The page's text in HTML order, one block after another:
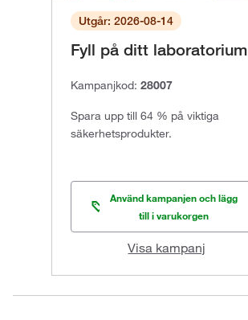
Utgår: 2026-08-14
Fyll på ditt laboratorium
Kampanjkod: 28007
Spara upp till 64 % på viktiga
säkerhetsprodukter.
Använd kampanjen och lägg
till i varukorgen
Visa kampanj